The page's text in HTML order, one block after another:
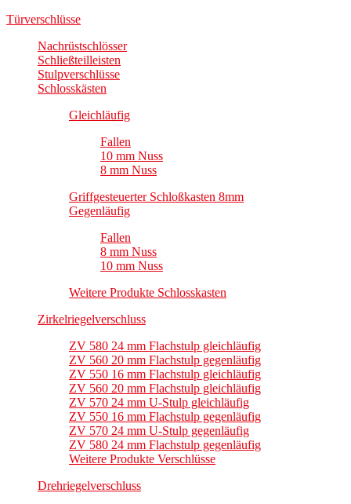
Türverschlüsse
Nachrüstschlösser
Schließteilleisten
Stulpverschlüsse
Schlosskästen
Gleichläufig
Fallen
10 mm Nuss
8 mm Nuss
Griffgesteuerter Schloßkasten 8mm
Gegenläufig
Fallen
8 mm Nuss
10 mm Nuss
Weitere Produkte Schlosskasten
Zirkelriegelverschluss
ZV 580 24 mm Flachstulp gleichläufig
ZV 560 20 mm Flachstulp gegenläufig
ZV 550 16 mm Flachstulp gleichläufig
ZV 560 20 mm Flachstulp gleichläufig
ZV 570 24 mm U-Stulp gleichläufig
ZV 550 16 mm Flachstulp gegenläufig
ZV 570 24 mm U-Stulp gegenläufig
ZV 580 24 mm Flachstulp gegenläufig
Weitere Produkte Verschlüsse
Drehriegelverschluss